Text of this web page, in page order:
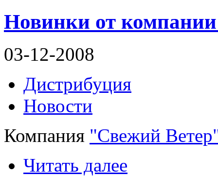
Новинки от
03-12-2008
Дистрибуция
Новости
Компания "Свежий
Читать далее